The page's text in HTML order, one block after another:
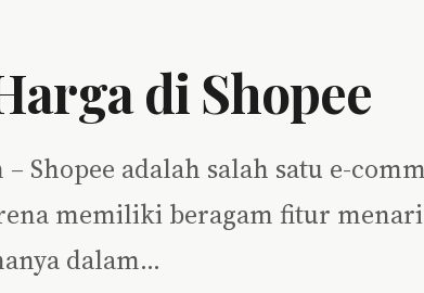
di Shopee
Shopee adalah salah satu e-
memiliki beragam fitur
dalam…